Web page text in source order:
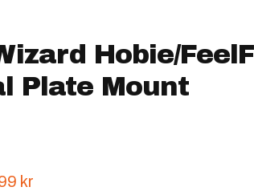
Hobie/
Plate Mount
pris
kr